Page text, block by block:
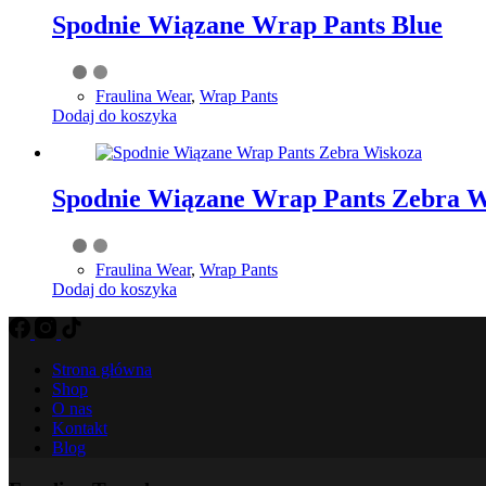
Spodnie Wiązane Wrap Pants Blue
Fraulina Wear, Wrap Pants
Dodaj do koszyka
Spodnie Wiązane Wrap Pants Zebra
Fraulina Wear, Wrap Pants
Dodaj do koszyka
Strona główna
Shop
O nas
Kontakt
Blog